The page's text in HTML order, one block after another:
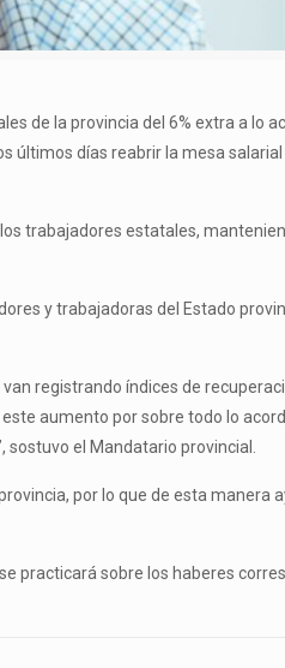
de la provincia del 6% extra a lo
últimos días reabrir la mesa
trabajadores estatales,
y trabajadoras del Estado
registrando índices de
aumento por sobre todo lo
sostuvo el Mandatario provincial.
por lo que de esta manera
practicará sobre los haberes